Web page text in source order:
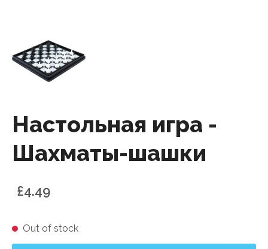
Настольная игра -
Шахматы-шашки
£4.49
Out of stock